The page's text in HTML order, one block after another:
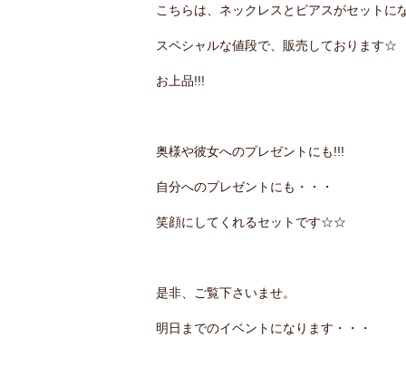
こちらは、ネックレスとピアスがセットに
スペシャルな値段で、販売しております☆
お上品!!!
奥様や彼女へのプレゼントにも!!!
自分へのプレゼントにも・・・
笑顔にしてくれるセットです☆☆
是非、ご覧下さいませ。
明日までのイベントになります・・・